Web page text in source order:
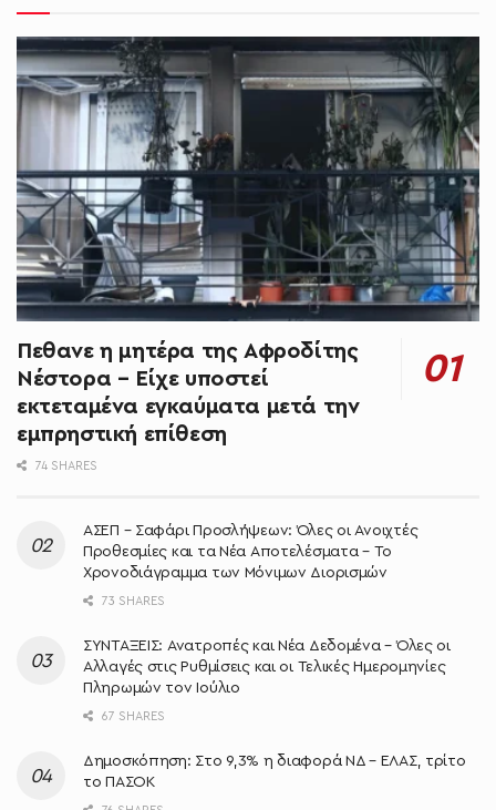
Πεθανε η μητέρα της Αφροδίτης
Νέστορα – Είχε υποστεί
εκτεταμένα εγκαύματα μετά την
εμπρηστική επίθεση
74 SHARES
ΑΣΕΠ – Σαφάρι Προσλήψεων: Όλες οι Ανοιχτές
Προθεσμίες και τα Νέα Αποτελέσματα – Το
Χρονοδιάγραμμα των Μόνιμων Διορισμών
73 SHARES
ΣΥΝΤΑΞΕΙΣ: Ανατροπές και Νέα Δεδομένα – Όλες οι
Αλλαγές στις Ρυθμίσεις και οι Τελικές Ημερομηνίες
Πληρωμών τον Ιούλιο
67 SHARES
Δημοσκόπηση: Στο 9,3% η διαφορά ΝΔ – ΕΛΑΣ, τρίτο
το ΠΑΣΟΚ